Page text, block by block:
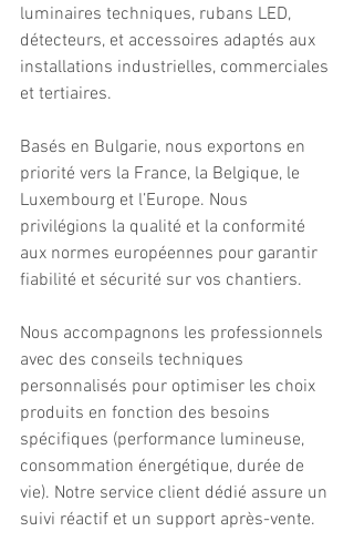
luminaires techniques, rubans LED,
détecteurs, et accessoires adaptés aux
installations industrielles, commerciales
et tertiaires.
Basés en Bulgarie, nous exportons en
priorité vers la France, la Belgique, le
Luxembourg et l’Europe. Nous
privilégions la qualité et la conformité
aux normes européennes pour garantir
fiabilité et sécurité sur vos chantiers.
Nous accompagnons les professionnels
avec des conseils techniques
personnalisés pour optimiser les choix
produits en fonction des besoins
spécifiques (performance lumineuse,
consommation énergétique, durée de
vie). Notre service client dédié assure un
suivi réactif et un support après-vente.